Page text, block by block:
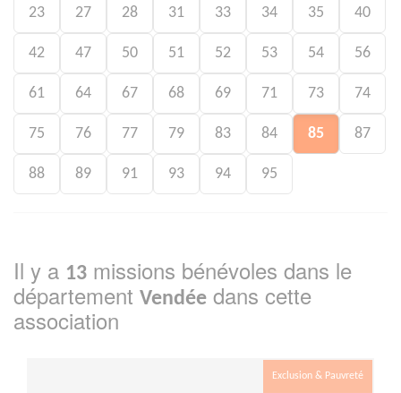
23 27 28 31 33 34 35 40
42 47 50 51 52 53 54 56
61 64 67 68 69 71 73 74
75 76 77 79 83 84 85 87
88 89 91 93 94 95
Il y a 13 missions bénévoles dans le
département Vendée dans cette
association
Exclusion & Pauvreté